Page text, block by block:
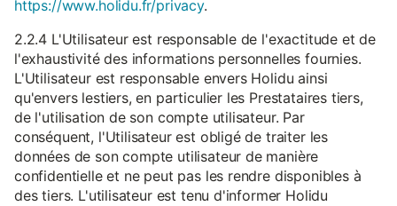
https://www.holidu.fr/privacy.
2.2.4 L'Utilisateur est responsable de l'exactitude et de
l'exhaustivité des informations personnelles fournies.
L'Utilisateur est responsable envers Holidu ainsi
qu'envers lestiers, en particulier les Prestataires tiers,
de l'utilisation de son compte utilisateur. Par
conséquent, l'Utilisateur est obligé de traiter les
données de son compte utilisateur de manière
confidentielle et ne peut pas les rendre disponibles à
des tiers. L'utilisateur est tenu d'informer Holidu